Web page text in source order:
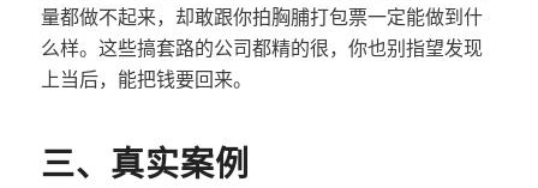
量都做不起来，却敢跟你拍胸脯打包票一定能做到什
么样。这些搞套路的公司都精的很，你也别指望发现
上当后，能把钱要回来。
三、真实案例